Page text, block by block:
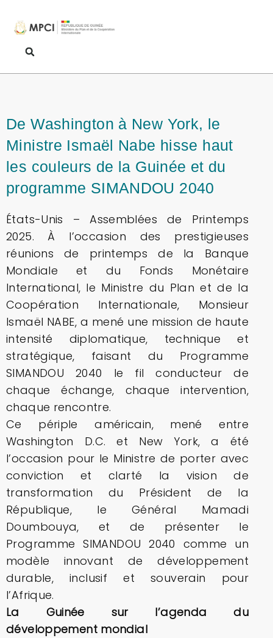
De Washington à New York, le
Ministre Ismaël Nabe hisse haut
les couleurs de la Guinée et du
programme SIMANDOU 2040
États-Unis – Assemblées de Printemps
2025. À l’occasion des prestigieuses
réunions de printemps de la Banque
Mondiale et du Fonds Monétaire
International, le Ministre du Plan et de la
Coopération Internationale, Monsieur
Ismaël NABE, a mené une mission de haute
intensité diplomatique, technique et
stratégique, faisant du Programme
SIMANDOU 2040 le fil conducteur de
chaque échange, chaque intervention,
chaque rencontre.
Ce périple américain, mené entre
Washington D.C. et New York, a été
l’occasion pour le Ministre de porter avec
conviction et clarté la vision de
transformation du Président de la
République, le Général Mamadi
Doumbouya, et de présenter le
Programme SIMANDOU 2040 comme un
modèle innovant de développement
durable, inclusif et souverain pour
l’Afrique.
La Guinée sur l’agenda du
développement mondial